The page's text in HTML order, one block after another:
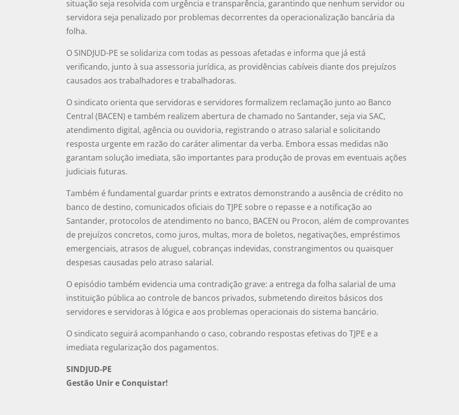
situação seja resolvida com urgência e transparência, garantindo que nenhum servidor ou
servidora seja penalizado por problemas decorrentes da operacionalização bancária da
folha.
O SINDJUD-PE se solidariza com todas as pessoas afetadas e informa que já está
verificando, junto à sua assessoria jurídica, as providências cabíveis diante dos prejuízos
causados aos trabalhadores e trabalhadoras.
O sindicato orienta que servidoras e servidores formalizem reclamação junto ao Banco
Central (BACEN) e também realizem abertura de chamado no Santander, seja via SAC,
atendimento digital, agência ou ouvidoria, registrando o atraso salarial e solicitando
resposta urgente em razão do caráter alimentar da verba. Embora essas medidas não
garantam solução imediata, são importantes para produção de provas em eventuais ações
judiciais futuras.
Também é fundamental guardar prints e extratos demonstrando a ausência de crédito no
banco de destino, comunicados oficiais do TJPE sobre o repasse e a notificação ao
Santander, protocolos de atendimento no banco, BACEN ou Procon, além de comprovantes
de prejuízos concretos, como juros, multas, mora de boletos, negativações, empréstimos
emergenciais, atrasos de aluguel, cobranças indevidas, constrangimentos ou quaisquer
despesas causadas pelo atraso salarial.
O episódio também evidencia uma contradição grave: a entrega da folha salarial de uma
instituição pública ao controle de bancos privados, submetendo direitos básicos dos
servidores e servidoras à lógica e aos problemas operacionais do sistema bancário.
O sindicato seguirá acompanhando o caso, cobrando respostas efetivas do TJPE e a
imediata regularização dos pagamentos.
SINDJUD-PE
Gestão Unir e Conquistar!